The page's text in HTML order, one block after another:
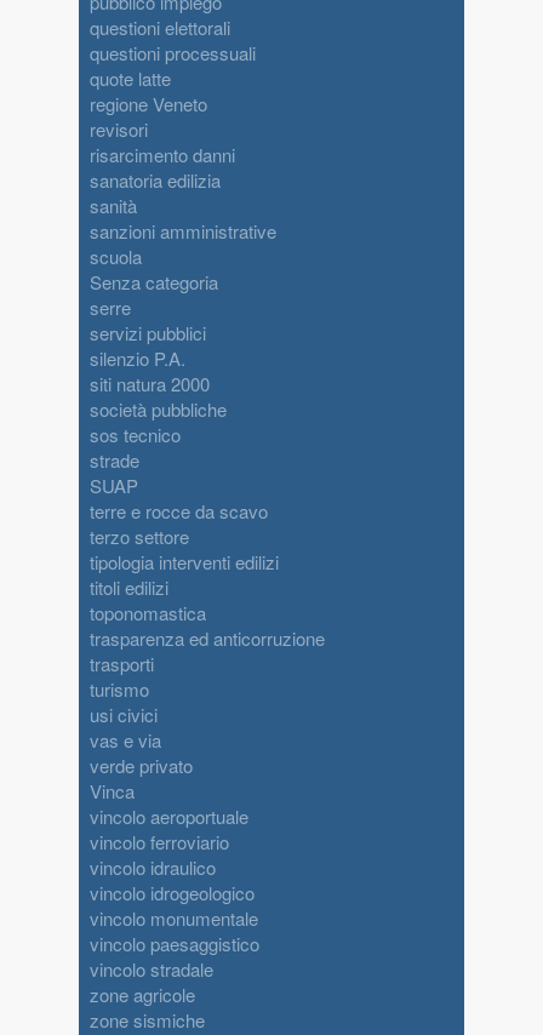
questioni elettorali
questioni processuali
quote latte
regione Veneto
revisori
risarcimento danni
sanatoria edilizia
sanità
sanzioni amministrative
scuola
Senza categoria
serre
servizi pubblici
silenzio P.A.
siti natura 2000
società pubbliche
sos tecnico
strade
SUAP
terre e rocce da scavo
terzo settore
tipologia interventi edilizi
titoli edilizi
toponomastica
trasparenza ed anticorruzione
trasporti
turismo
usi civici
vas e via
verde privato
Vinca
vincolo aeroportuale
vincolo ferroviario
vincolo idraulico
vincolo idrogeologico
vincolo monumentale
vincolo paesaggistico
vincolo stradale
zone agricole
zone sismiche